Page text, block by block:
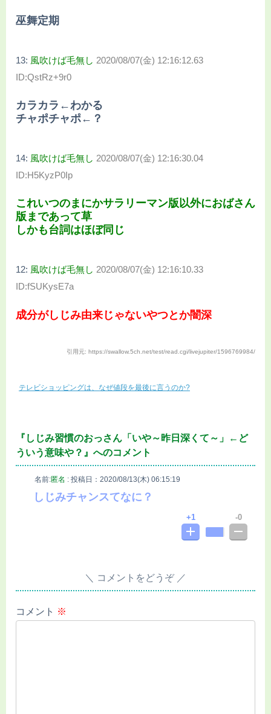
巫舞定期
13: 風吹けば毛無し 2020/08/07(金) 12:16:12.63
ID:QstRz+9r0
カラカラ←わかる
チャポチャポ←？
14: 風吹けば毛無し 2020/08/07(金) 12:16:30.04
ID:H5KyzP0Ip
これいつのまにかサラリーマン版以外におばさん
版まであって草
しかも台詞はほぼ同じ
12: 風吹けば毛無し 2020/08/07(金) 12:16:10.33
ID:fSUKysE7a
成分がしじみ由来じゃないやつとか闇深
引用元: https://swallow.5ch.net/test/read.cgi/livejupiter/1596769984/
テレビショッピングは、なぜ値段を最後に言うのか?
『しじみ習慣のおっさん「いや～昨日深くて～」←ど
ういう意味や？』へのコメント
名前:匿名 : 投稿日：2020/08/13(木) 06:15:19
しじみチャンスてなに？
1 0
コメントをどうぞ
コメント ※